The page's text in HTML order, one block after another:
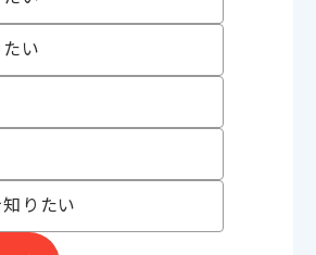
い
りたい